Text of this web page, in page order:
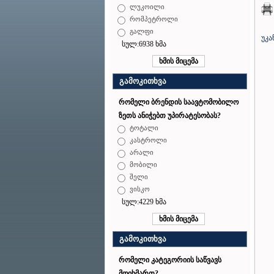
ლუკოილი
რომპეტროლი
გალფი
სულ:6938 ხმა
გამოკითხვა
რომელი ბრენდის საავტომობილო
ზეთს ანიჭებთ უპირატესობას?
ტოტალი
კასტროლი
არალი
მობილი
შელი
ვისკო
სულ:4229 ხმა
გამოკითხვა
რომელი კატეგორიის საწვავს